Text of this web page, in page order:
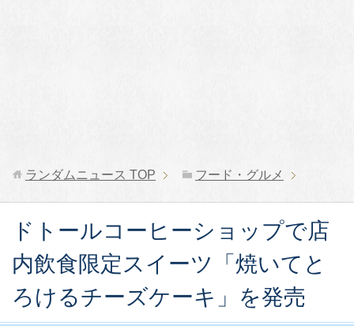
ランダムニュース TOP フード・グルメ
ドトールコーヒーショップで店
内飲食限定スイーツ「焼いてと
ろけるチーズケーキ」を発売